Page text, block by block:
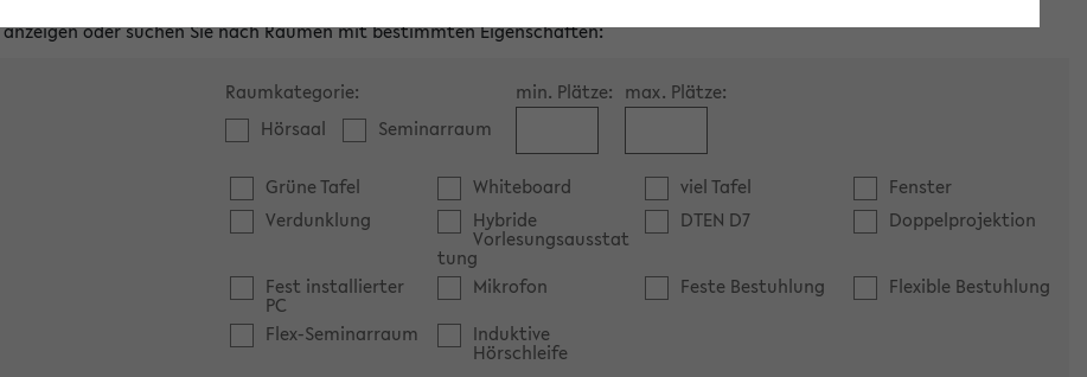
anzeigen oder suchen Sie nach Räumen mit bestimmten Eigenschaften:
Raumkategorie:
Hörsaal
Seminarraum
min. Plätze: max. Plätze:
Grüne Tafel Whiteboard viel Tafel
Fenster
Verdunklung
Hybride
Vorlesungsausstat
tung
DTEN D7 Doppelprojektion
Fest installierter
PC
Mikrofon Feste Bestuhlung
Flexible Bestuhlung
Flex-Seminarraum
Induktive
Hörschleife